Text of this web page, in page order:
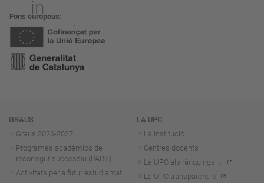
Fons europeus
Navegació
GRAUS
Graus 2026-2027
Programes acadèmics de
recorregut successiu (PARS)
Activitats per a futur estudiantat
LA UPC
La institució
Centres docents
La UPC als rànquings
La UPC transparent